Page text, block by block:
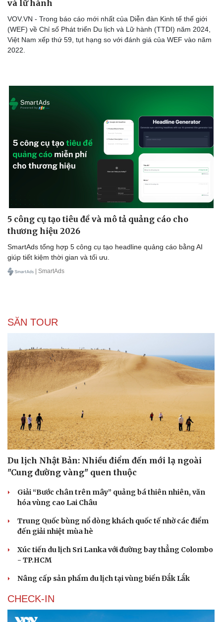
Làm đẹp - giảm cân
Phòng mạch online
Ăn sạch sống khỏe
Văn hóa
Văn học
Di sản
Giải trí
Thời trang
và lữ hành
VOV.VN - Trong báo cáo mới nhất của Diễn đàn Kinh tế thế giới
(WEF) về Chỉ số Phát triển Du lịch và Lữ hành (TTDI) năm 2024,
Việt Nam xếp thứ 59, tụt hạng so với đánh giá của WEF vào năm
2022.
5 công cụ tạo tiêu đề và mô tả quảng cáo cho
thương hiệu 2026
SmartAds tổng hợp 5 công cụ tạo headline quảng cáo bằng AI
giúp tiết kiệm thời gian và tối ưu.
| SmartAds
SĂN TOUR
Du lịch Nhật Bản: Nhiều điểm đến mới lạ ngoài
"Cung đường vàng" quen thuộc
Giải “Bước chân trên mây” quảng bá thiên nhiên, văn
hóa vùng cao Lai Châu
Trung Quốc bùng nổ dòng khách quốc tế nhờ các điểm
đến giải nhiệt mùa hè
Xúc tiến du lịch Sri Lanka với đường bay thẳng Colombo
- TP.HCM
Nâng cấp sản phẩm du lịch tại vùng biển Đắk Lắk
CHECK-IN